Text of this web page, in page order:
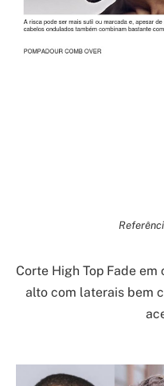
Corte High Top Fade
alto com laterais bem